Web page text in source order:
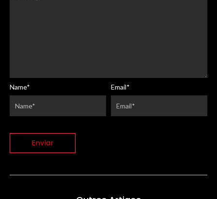
Name* Email*